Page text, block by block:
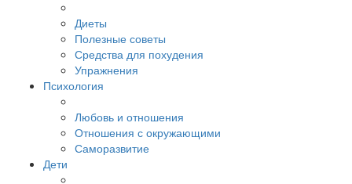
Диеты
Полезные советы
Средства для похудения
Упражнения
Психология
Любовь и отношения
Отношения с окружающими
Саморазвитие
Дети